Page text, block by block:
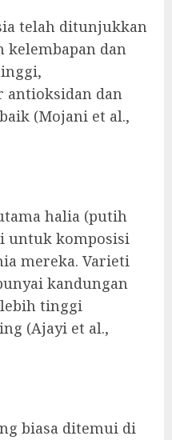
telah ditunjukkan
kelembapan dan
antioksidan dan
(Mojani et al.,
halia (putih
untuk komposisi
mereka. Varieti
kandungan
tinggi
(Ajayi et al.,
biasa ditemui di